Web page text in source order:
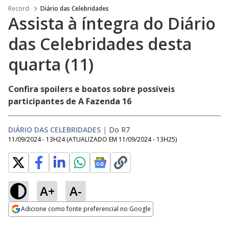
Record Diário das Celebridades
Assista à íntegra do Diário
das Celebridades desta
quarta (11)
Confira spoilers e boatos sobre possíveis
participantes de A Fazenda 16
DIÁRIO DAS CELEBRIDADES | Do R7
11/09/2024 - 13H24 (ATUALIZADO EM 11/09/2024 - 13H25)
A+ A-
Adicione como fonte preferencial no Google
Ativar
Loaded:
8.24%